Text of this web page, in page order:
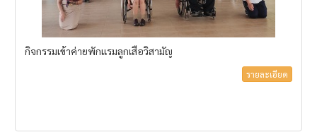
กิจกรรมเข้าค่ายพักแรมลูกเสือวิสามัญ
รายละเอียด